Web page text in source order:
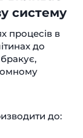
систему
процесів в
до
до: